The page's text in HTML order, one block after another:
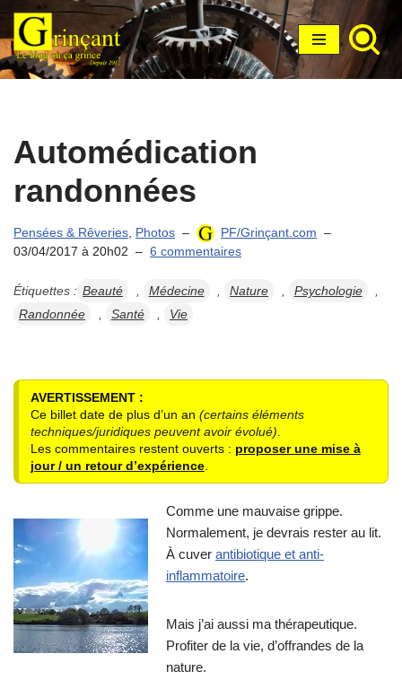
Aller
au
Automédication
randonnées
Pensées & Rêveries, Photos
PF/Grinçant.com
03/04/2017 à 20h02
6 commentaires
Étiquettes : Beauté Médecine Nature Psychologie
Randonnée
Santé Vie
AVERTISSEMENT :
Ce billet date de plus d’un an (certains éléments
techniques/juridiques peuvent avoir évolué)
Les commentaires restent ouverts : proposer une mise à
jour / un retour d’expérience.
Comme une mauvaise grippe.
Normalement, je devrais rester au lit.
À cuver antibiotique et anti-
inflammatoire.
Mais j’ai aussi ma thérapeutique.
Profiter de la vie, d’offrandes de la
nature.